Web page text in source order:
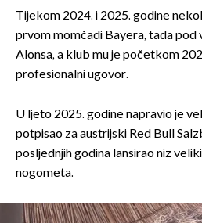
Tijekom 2024. i 2025. godine
prvom momčadi Bayera, tada pod
Alonsa, a klub mu je početkom
profesionalni ugovor.
U ljeto 2025. godine napravio je
potpisao za austrijski Red Bull
posljednjih godina lansirao niz
nogometa.